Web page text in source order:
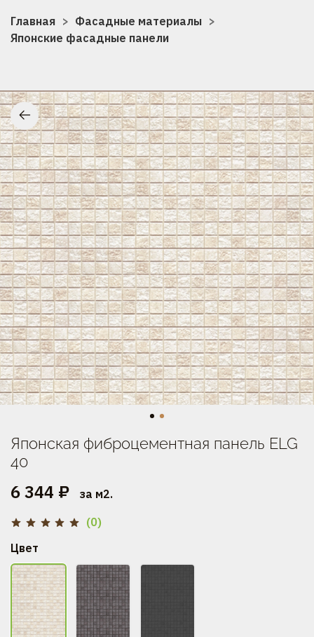
Главная
Фасадные материалы
Японские фасадные панели
(0)
Японская фиброцементная панель ELG
40
6 344 ₽ за м2.
Цвет